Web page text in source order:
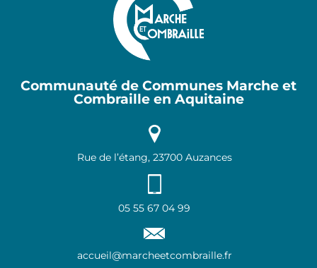
Communauté de Communes Marche et
Combraille en Aquitaine
Rue de l’étang, 23700 Auzances
05 55 67 04 99
accueil@marcheetcombraille.fr